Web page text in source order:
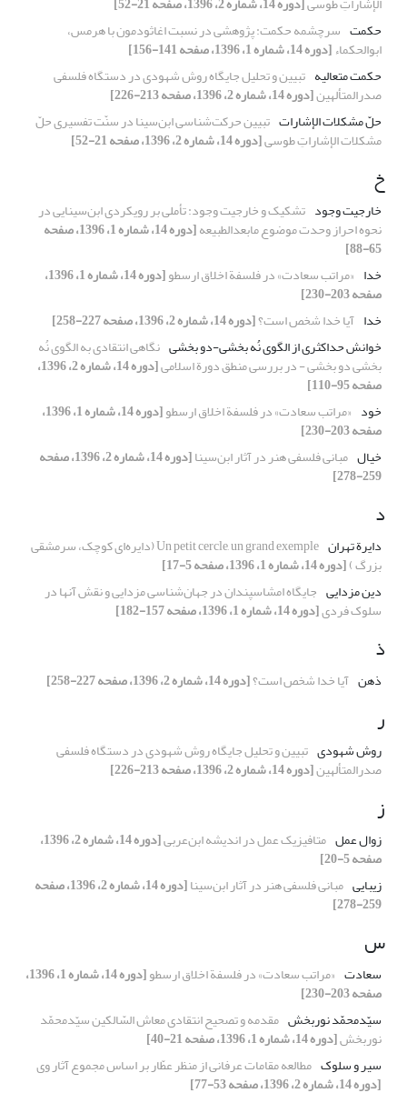
حکمت سرچشمه حکمت: پژوهشی در نسبت اغاثودمون با هرمس،
ابوالحکماء[دوره 14، شماره 1، 1396، صفحه 141-156]
حکمت متعالیه تبیین و تحلیل جایگاه روش شهودی در دستگاه‌ فلسفی
صدرالمتألهین[دوره 14، شماره 2، 1396، صفحه 213-226]
حلّ مشکلات الإشارات تبیین حرکت‌شناسی ابن‌سینا در سنّت تفسیری حلّ
مشکلات الإشاراتِ طوسی[دوره 14، شماره 2، 1396، صفحه 21-52]
خ
خارجیت وجود تشکیک و خارجیت وجود: تأملی بر رویکردی ابن‌سینایی در
نحوه احراز وحدت موضوع مابعدالطبیعه [دوره 14، شماره 1، 1396، صفحه
65-88]
خدا «مراتب سعادت» در فلسفة اخلاق ارسطو [دوره 14، شماره 1، 1396،
صفحه 203-230]
خدا آیا خدا شخص است؟[دوره 14، شماره 2، 1396، صفحه 227-258]
خوانش حداکثری از الگوی نُه بخشی-دو بخشی نگاهی انتقادی به الگوی نُه
بخشی دو بخشی - در بررسی منطق دورة اسلامی [دوره 14، شماره 2، 1396،
صفحه 95-110]
خود «مراتب سعادت» در فلسفة اخلاق ارسطو [دوره 14، شماره 1، 1396،
صفحه 203-230]
خیال مبانی فلسفی هنر در آثار ابن‌سینا [دوره 14، شماره 2، 1396، صفحه
259-278]
د
دایرة تهران Un petit cercle, un grand exemple (دایره‌ای کوچک، سرمشقی
بزرگ )[دوره 14، شماره 1، 1396، صفحه 5-17]
دین مزدایی جایگاه امشاسپندان در جهان‌شناسی مزدایی و نقش آنها در
سلوک فردی[دوره 14، شماره 1، 1396، صفحه 157-182]
ذ
ذهن آیا خدا شخص است؟[دوره 14، شماره 2، 1396، صفحه 227-258]
ر
روش شهودی تبیین و تحلیل جایگاه روش شهودی در دستگاه‌ فلسفی
صدرالمتألهین[دوره 14، شماره 2، 1396، صفحه 213-226]
ز
زوال عمل متافیزیک عمل در اندیشه ابن‌عربی [دوره 14، شماره 2، 1396،
صفحه 5-20]
زیبایی مبانی فلسفی هنر در آثار ابن‌سینا [دوره 14، شماره 2، 1396، صفحه
259-278]
س
سعادت «مراتب سعادت» در فلسفة اخلاق ارسطو [دوره 14، شماره 1، 1396،
صفحه 203-230]
سیّدمحمّد نوربخش مقدمه و تصحیح انتقادی معاش السّالکین سیّدمحمّد
نوربخش[دوره 14، شماره 1، 1396، صفحه 21-40]
سیر و سلوک مطالعه مقامات عرفانی از منظر عطّار بر اساس مجموع آثار وی
[دوره 14، شماره 2، 1396، صفحه 53-77]